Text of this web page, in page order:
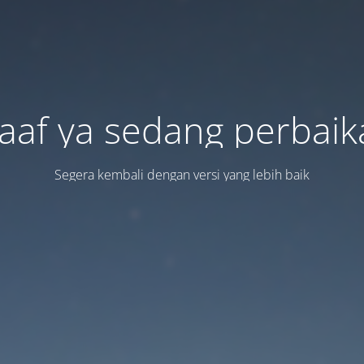
ya sedang
Segera kembali dengan versi yang lebih baik